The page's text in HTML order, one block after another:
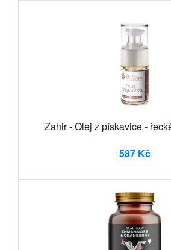
Zahir - Olej z pískavice -
587 Kč